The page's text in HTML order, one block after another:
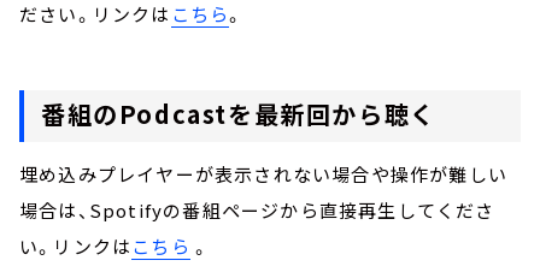
ださい。リンクは こちら。
番組のPodcastを最新回から聴く
埋め込みプレイヤーが表示されない場合や操作が難しい
場合は、Spotifyの番組ページから直接再生してくださ
い。リンクはこちら 。